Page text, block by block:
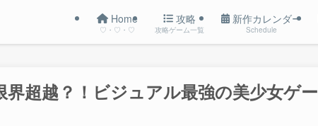
Home
♡・♡・♡
攻略
攻略ゲーム一覧
新作カレンダー
Schedule
界超越？！ビジュアル最強の美少女ゲー